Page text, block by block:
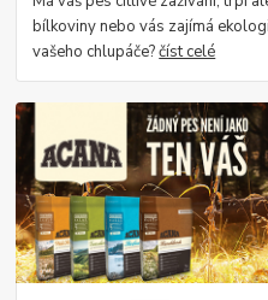
bílkoviny nebo vás zajímá
vašeho chlupáče?číst celé